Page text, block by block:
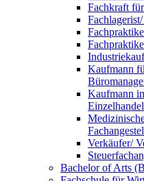
Fachkraft
Kaufmann
Kaufmann
Einzelhandel
Verkäufer/
Bachelor of Arts